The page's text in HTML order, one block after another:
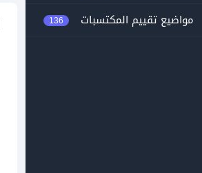
مواضيع تقييم المكتسبات 136